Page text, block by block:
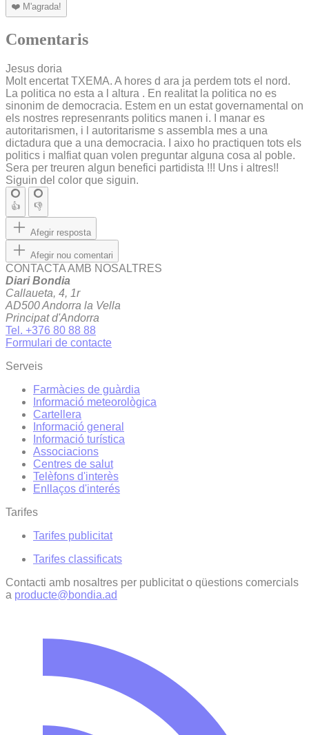
❤️ M'agrada!
Comentaris
Jesus doria
Molt encertat TXEMA. A hores d ara ja perdem tots el nord.
La politica no esta a l altura . En realitat la politica no es
sinonim de democracia. Estem en un estat governamental on
els nostres represenrants politics manen i. I manar es
autoritarismen, i l autoritarisme s assembla mes a una
dictadura que a una democracia. I aixo ho practiquen tots els
politics i malfiat quan volen preguntar alguna cosa al poble.
Sera per treuren algun benefici partidista !!! Uns i altres!!
Siguin del color que siguin.
👍 👎
Afegir resposta
Afegir nou comentari
CONTACTA AMB NOSALTRES
Diari Bondia
Callaueta, 4, 1r
AD500 Andorra la Vella
Principat d'Andorra
Tel. +376 80 88 88
Formulari de contacte
Serveis
Farmàcies de guàrdia
Informació meteorològica
Cartellera
Informació general
Informació turística
Associacions
Centres de salut
Telèfons d'interès
Enllaços d'interés
Tarifes
Tarifes publicitat
Tarifes classificats
Contacti amb nosaltres per publicitat o qüestions comercials
a producte@bondia.ad